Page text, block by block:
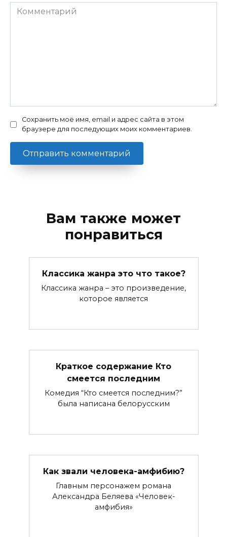
Комментарий
Сохранить моё имя, email и адрес сайта в этом
браузере для последующих моих комментариев.
Вам также может
понравиться
Классика жанра это что такое?
Классика жанра – это произведение,
которое является
Краткое содержание Кто
смеется последним
Комедия “Кто смеется последним?”
была написана белорусским
Как звали человека-амфибию?
Главным персонажем романа
Александра Беляева «Человек-
амфибия»